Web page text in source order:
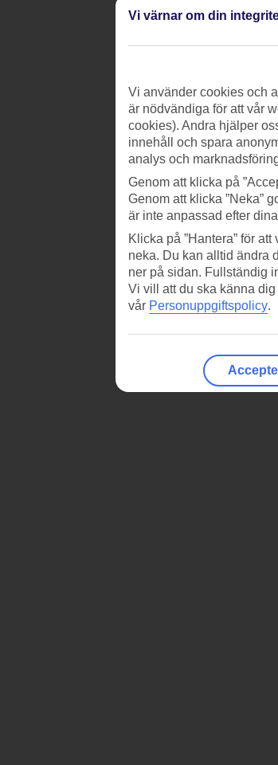
Vi värnar om din
Vi använder cookies och
är nödvändiga för att vår
cookies). Andra hjälper
innehåll och spara
analys och
Genom att klicka på
Genom att klicka ”Neka”
är inte anpassad efter
Klicka på ”Hantera” för
neka. Du kan alltid ändra
ner på sidan. Fullständig
Vi vill att du ska känna
vår Personuppgiftspolicy.